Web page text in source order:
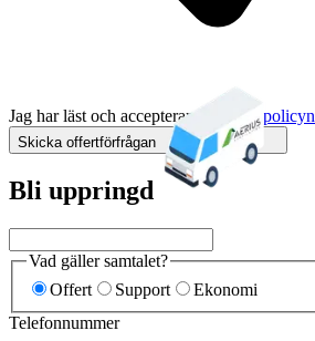
Jag har läst och accepterar integritetspolicyn
Skicka offertförfrågan
Bli uppringd
Vad gäller samtalet?
Offert
Support
Ekonomi
Telefonnummer